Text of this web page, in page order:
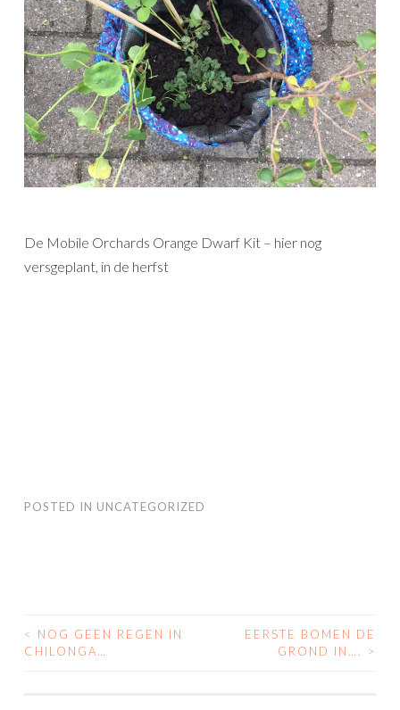
De Mobile Orchards Orange Dwarf Kit – hier nog
versgeplant, in de herfst
POSTED IN UNCATEGORIZED
POST
<
NOG GEEN REGEN IN
CHILONGA…
EERSTE BOMEN DE
GROND IN….
>